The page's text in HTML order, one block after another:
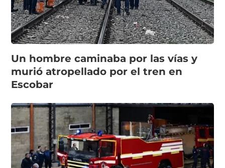
Un hombre caminaba por las vías y
murió atropellado por el tren en
Escobar